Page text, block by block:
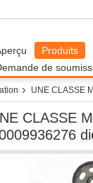
Produits
de
UNE CLASSE
CLASSE